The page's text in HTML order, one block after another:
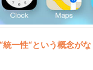
一性“という概念が